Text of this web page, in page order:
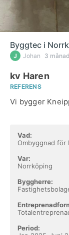
Byggtec i
Johan 3
kv Haren
REFERENS
Vi bygger
Vad:
Ombyggnad för
Var:
Norrköping
Byggherre:
Period: